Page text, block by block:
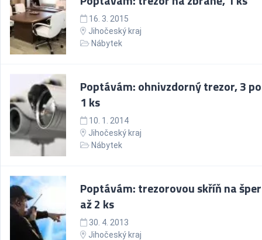
16. 3. 2015
Jihočeský kraj
Nábytek
Poptávám: ohnivzdorný trezor, 3
1 ks
10. 1. 2014
Jihočeský kraj
Nábytek
Poptávám: trezorovou skříň na
až 2 ks
30. 4. 2013
Jihočeský kraj